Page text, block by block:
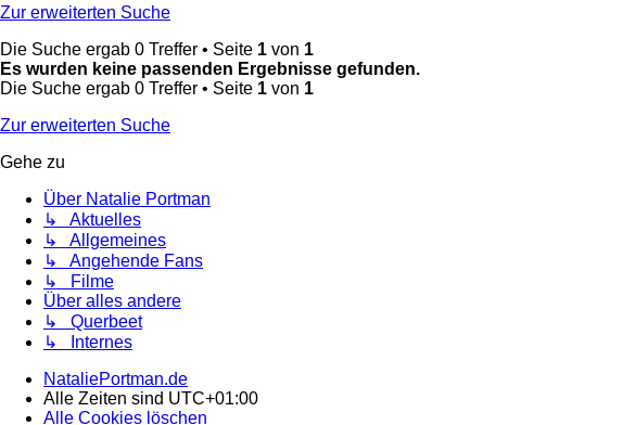
Zur erweiterten Suche
Die Suche ergab 0 Treffer • Seite 1 von 1
Es wurden keine passenden Ergebnisse gefunden.
Die Suche ergab 0 Treffer • Seite 1 von 1
Zur erweiterten Suche
Gehe zu
Über Natalie Portman
↳ Aktuelles
↳ Allgemeines
↳ Angehende Fans
↳ Filme
Über alles andere
↳ Querbeet
↳ Internes
NataliePortman.de
Alle Zeiten sind UTC+01:00
Alle Cookies löschen